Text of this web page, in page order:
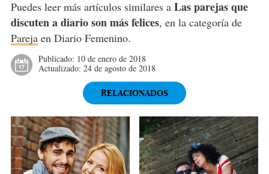
Puedes leer más artículos similares a Las parejas que
discuten a diario son más felices, en la categoría de
Parejaen Diario Femenino.
Publicado: 10 de enero de 2018
Actualizado: 24 de agosto de 2018
RELACIONADOS